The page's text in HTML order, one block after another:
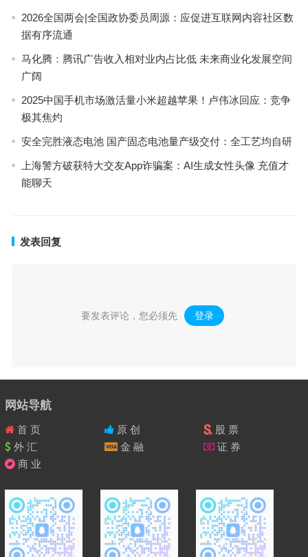
2026全国两会|全国政协委员周源：应促进互联网内容社区数
据有序流通
马化腾：腾讯广告收入相对业内占比低 未来商业化发展空间
广阔
2025中国手机市场激活量小米超越苹果！卢伟冰回应：竞争
极其焦灼
安全完胜液态电池 国产固态电池量产级交付：全工艺均自研
上海警方破获特大交友App诈骗案：AI生成女性头像 充值才
能聊天
发表回复
要发表评论，您必须先 登录 。
网站导航
首 页 原 创
股 票
外 汇
金 融
证 券
商 业